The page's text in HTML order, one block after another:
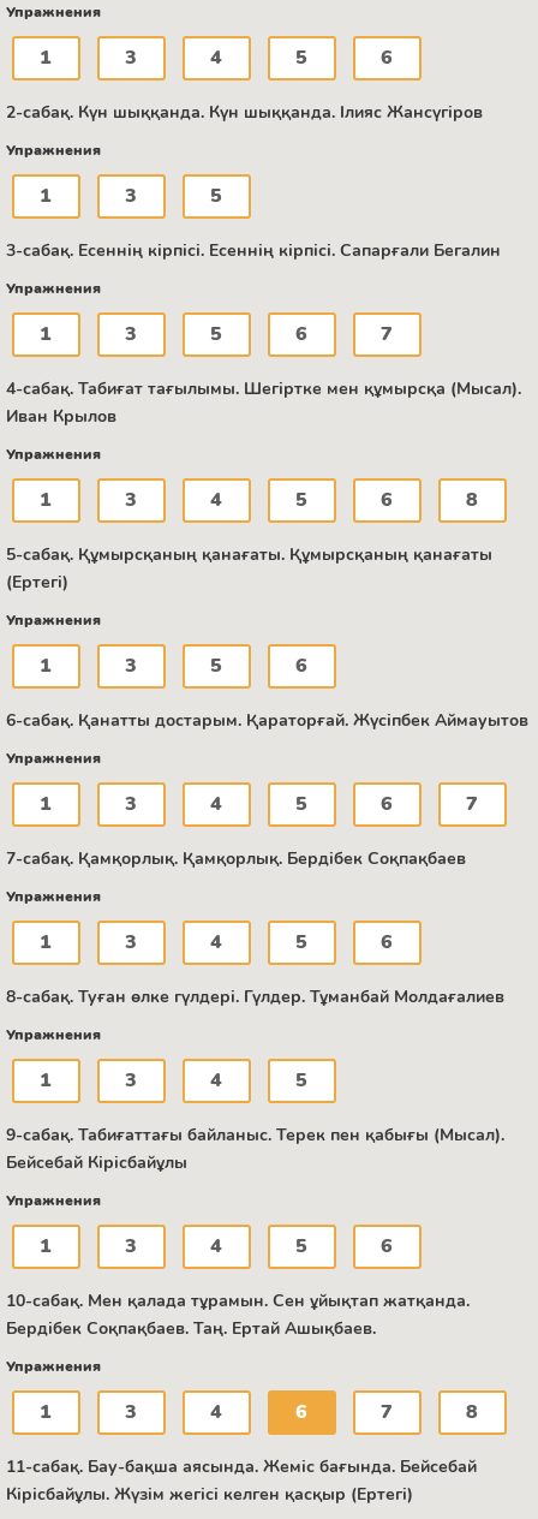
Упражнения
1 3 4 5 6
2-сабақ. Күн шыққанда. Күн шыққанда. Ілияс Жансүгіров
Упражнения
1 3 5
3-сабақ. Есеннің кірпісі. Есеннің кірпісі. Сапарғали Бегалин
Упражнения
1 3 5 6 7
4-сабақ. Табиғат тағылымы. Шегіртке мен құмырсқа (Мысал).
Иван Крылов
Упражнения
1 3 4 5 6 8
5-сабақ. Құмырсқаның қанағаты. Құмырсқаның қанағаты
(Ертегі)
Упражнения
1 3 5 6
6-сабақ. Қанатты достарым. Қараторғай. Жүсіпбек Аймауытов
Упражнения
1 3 4 5 6 7
7-сабақ. Қамқорлық. Қамқорлық. Бердібек Соқпақбаев
Упражнения
1 3 4 5 6
8-сабақ. Туған өлке гүлдері. Гүлдер. Тұманбай Молдағалиев
Упражнения
1 3 4 5
9-сабақ. Табиғаттағы байланыс. Терек пен қабығы (Мысал).
Бейсебай Кірісбайұлы
Упражнения
1 3 4 5 6
10-сабақ. Мен қалада тұрамын. Сен ұйықтап жатқанда.
Бердібек Соқпақбаев. Таң. Ертай Ашықбаев.
Упражнения
1 3 4 6 7 8
11-сабақ. Бау-бақша аясында. Жеміс бағында. Бейсебай
Кірісбайұлы. Жүзім жегісі келген қасқыр (Ертегі)